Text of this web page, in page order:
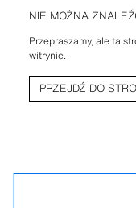
NIE MOŻNA
Przepraszamy, ale ta
witrynie.
PRZEJDŹ DO